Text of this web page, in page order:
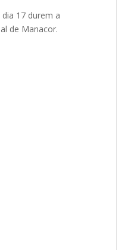
17 durem a
de Manacor.